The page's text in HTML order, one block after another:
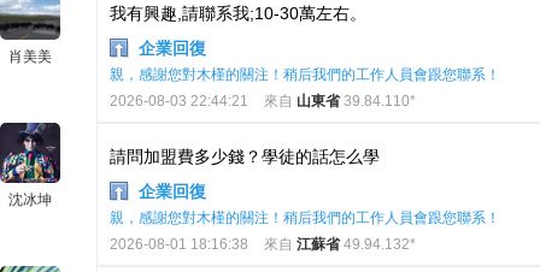
肖美美
我有興趣,請聯系我;10-30萬左右。
企業回復
親，感謝您對木槿的關注！稍后我們的工作人員會跟您聯系！
2026-08-03 22:44:21
來自 山東省39.84.110*
沈冰坤
請問加盟費多少錢？學徒的話怎么學
企業回復
親，感謝您對木槿的關注！稍后我們的工作人員會跟您聯系！
2026-08-01 18:16:38
來自 江蘇省49.94.132*